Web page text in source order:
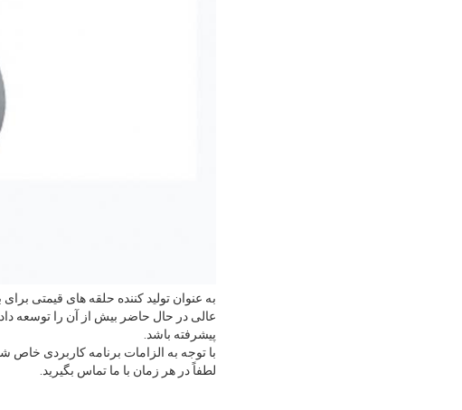
عالی در حال حاضر بیش از آن را توسعه
پیشرفته باشد.
با توجه به الزامات برنامه کاربردی خاص
لطفاً در هر زمان با ما تماس بگیرید.